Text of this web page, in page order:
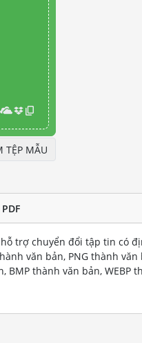
TỆP MẪU
trợ chuyển đổi tập tin có
văn bản, PNG thành
BMP thành văn bản, WEBP